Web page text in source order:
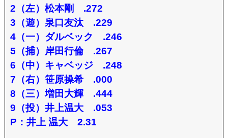
2（左）松本剛 .272
3（遊）泉口友汰 .229
4（一）ダルベック .246
5（捕）岸田行倫 .267
6（中）キャベッジ .248
7（右）笹原操希 .000
8（三）増田大輝 .444
9（投）井上温大 .053
P：井上 温大 2.31